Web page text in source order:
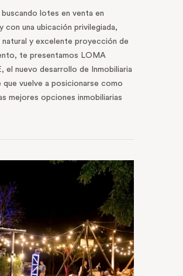
buscando lotes en venta en
con una ubicación privilegiada,
y excelente proyección de
te presentamos LOMA
el nuevo desarrollo de Inmobiliaria
que vuelve a posicionarse como
mejores opciones inmobiliarias